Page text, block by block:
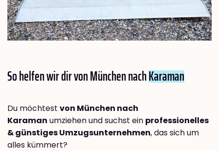
So helfen wir dir von München nachKaraman
Du möchtest von München nach
Karaman umziehen und suchst ein professionelles
& günstiges Umzugsunternehmen, das sich um
alles kümmert?